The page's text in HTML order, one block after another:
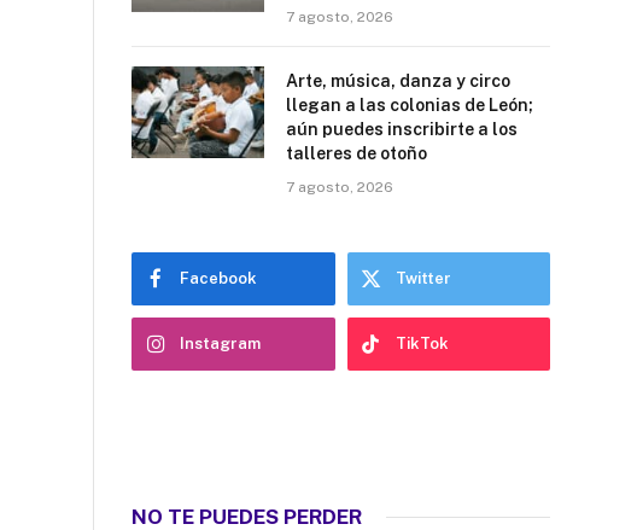
7 agosto, 2026
Arte, música, danza y circo
llegan a las colonias de León;
aún puedes inscribirte a los
talleres de otoño
7 agosto, 2026
Facebook Twitter
Instagram TikTok
NO TE PUEDES PERDER